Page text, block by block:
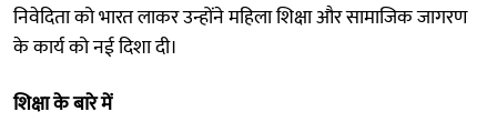
निवेदिता को भारत लाकर उन्होंने महिला शिक्षा और सामाजिक जागरण
के कार्य को नई दिशा दी।
शिक्षा के बारे में